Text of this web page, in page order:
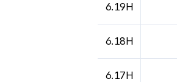
6.19H
6.18H
6.17H